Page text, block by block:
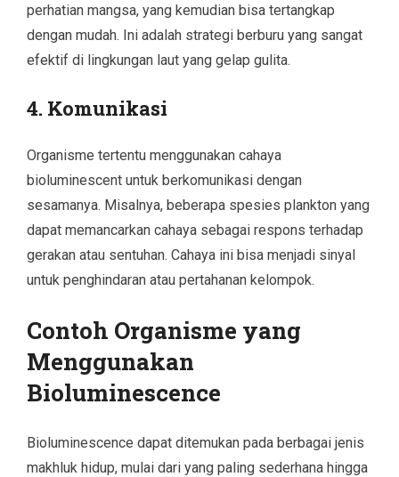
perhatian mangsa, yang kemudian bisa tertangkap
dengan mudah. Ini adalah strategi berburu yang sangat
efektif di lingkungan laut yang gelap gulita.
4. Komunikasi
Organisme tertentu menggunakan cahaya
bioluminescent untuk berkomunikasi dengan
sesamanya. Misalnya, beberapa spesies plankton yang
dapat memancarkan cahaya sebagai respons terhadap
gerakan atau sentuhan. Cahaya ini bisa menjadi sinyal
untuk penghindaran atau pertahanan kelompok.
Contoh Organisme yang
Menggunakan
Bioluminescence
Bioluminescence dapat ditemukan pada berbagai jenis
makhluk hidup, mulai dari yang paling sederhana hingga